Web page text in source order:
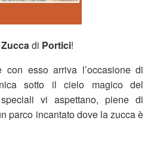
di Portici!
con esso arriva l’occasione di
sotto il cielo magico del
vi aspettano, piene di
parco incantato dove la zucca è